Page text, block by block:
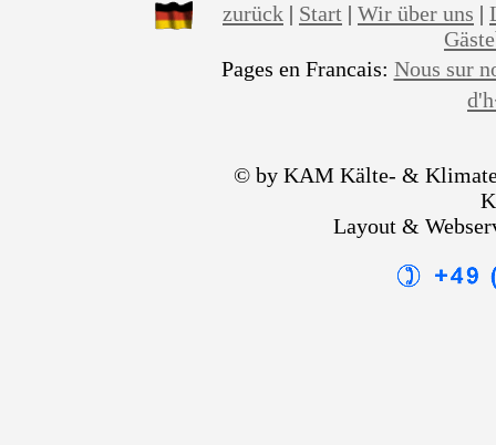
zurück | Start | Wir über uns |
Pages en Francais: Nous sur
© by KAM Kälte- &
Layout &